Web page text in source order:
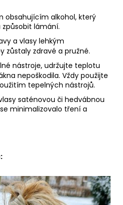
obsahujícím alkohol, který
lámání.
a vlasy lehkým
zůstaly zdravé a pružné.
nástroje, udržujte teplotu
nepoškodila. Vždy použijte
tepelných nástrojů.
saténovou či hedvábnou
minimalizovalo tření a